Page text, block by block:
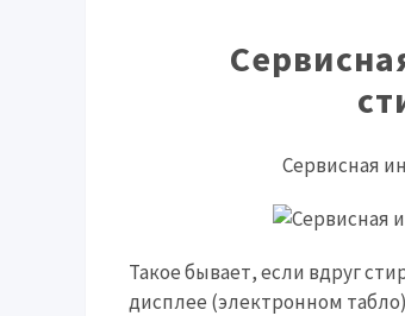
Сервисная
Такое бывает, если вдруг
дисплее (электронном